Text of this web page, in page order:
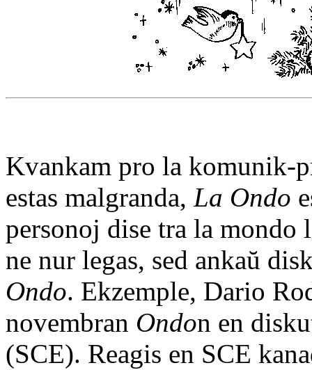
Kvankam pro la komunik-
estas malgranda, La Ondo
personoj dise tra la mondo
ne nur legas, sed ankaŭ
Ondo. Ekzemple, Dario
novembran Ondon en
(SCE). Reagis en SCE